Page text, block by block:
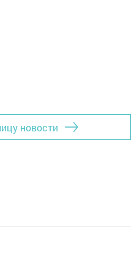
новости